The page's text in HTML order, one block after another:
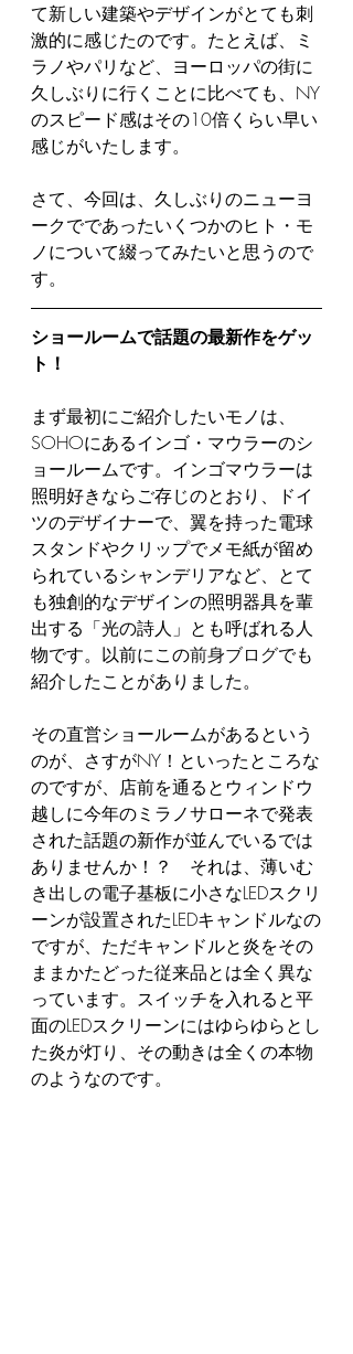
て新しい建築やデザインがとても刺
激的に感じたのです。たとえば、ミ
ラノやパリなど、ヨーロッパの街に
久しぶりに行くことに比べても、NY
のスピード感はその10倍くらい早い
感じがいたします。
さて、今回は、久しぶりのニューヨ
ークでであったいくつかのヒト・モ
ノについて綴ってみたいと思うので
す。
ショールームで話題の最新作をゲッ
ト！
まず最初にご紹介したいモノは、
SOHOにあるインゴ・マウラーのシ
ョールームです。インゴマウラーは
照明好きならご存じのとおり、ドイ
ツのデザイナーで、翼を持った電球
スタンドやクリップでメモ紙が留め
られているシャンデリアなど、とて
も独創的なデザインの照明器具を輩
出する「光の詩人」とも呼ばれる人
物です。以前にこの前身ブログでも
紹介したことがありました。
その直営ショールームがあるという
のが、さすがNY！といったところな
のですが、店前を通るとウィンドウ
越しに今年のミラノサローネで発表
された話題の新作が並んでいるでは
ありませんか！？　それは、薄いむ
き出しの電子基板に小さなLEDスクリ
ーンが設置されたLEDキャンドルなの
ですが、ただキャンドルと炎をその
ままかたどった従来品とは全く異な
っています。スイッチを入れると平
面のLEDスクリーンにはゆらゆらとし
た炎が灯り、その動きは全くの本物
のようなのです。